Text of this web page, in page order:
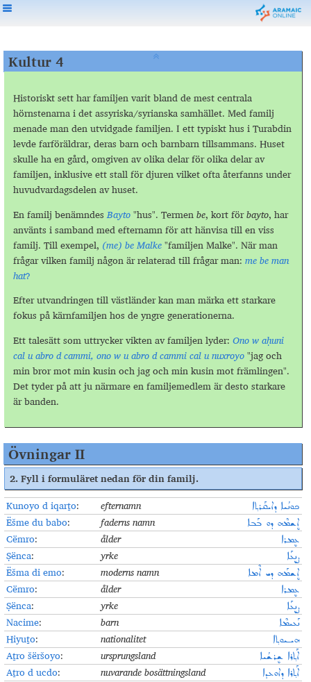
Kultur 4
Historiskt sett har familjen varit bland de mest centrala
hörnstenarna i det assyriska/syrianska samhället. Med familj
menade man den utvidgade familjen. I ett typiskt hus i Turabdin
levde farföräldrar, deras barn och barnbarn tillsammans. Huset
skulle ha en gård, omgiven av olika delar för olika delar av
familjen, inklusive ett stall för djuren vilket ofta återfanns under
huvudvardagsdelen av huset.
En familj benämndesBayto"hus". Termenbe, kort förbayto, har
använts i samband med efternamn för att hänvisa till en viss
familj. Till exempel, (me) be Malke"familjen Malke". När man
frågar vilken familj någon är relaterad till frågar man:me be man
hat?
Efter utvandringen till västländer kan man märka ett starkare
fokus på kärnfamiljen hos de yngre generationerna.
Ett talesätt som uttrycker vikten av familjen lyder:Ono w aḥuni
cal u abro d cammi, ono w u abro d cammi cal u nuxroyo"jag och
min bror mot min kusin och jag och min kusin mot främlingen".
Det tyder på att ju närmare en familjemedlem är desto starkare
är banden.
Övningar II
2. Fyll i formuläret nedan för din familj.
Kunoyo d iqarṯo: efternamn ܟܘܢܳܝܐ ܕܐܝܩܰܪܬ݂ܐ
Ëšme du babo: faderns namn ܐܷܫܡܶܗ ܕܘ ܒܰܒܐ
Cëmro: ålder ܥܷܡܪܐ
Ṣënca: yrke ܨܷܢܥܰܐ
Ëšma di emo: moderns namn ܐܷܫܡܰܗ ܕܝ ܐܶܡܐ
Cëmro: ålder ܥܷܡܪܐ
Ṣënca: yrke ܨܷܢܥܰܐ
Nacime: barn ܢܰܥܝܡܶܐ
Hiyuṯo: nationalitet ܗܝـܝܘܬ݂ܐ
Aṯro šëršoyo: ursprungsland ܐܰܬ݂ܪܐ ܫܷܪܫܳܝܐ
Aṯro d ucdo: nuvarande bosättningsland ܐܰܬ݂ܪܐ ܕܐܘܥܕܐ